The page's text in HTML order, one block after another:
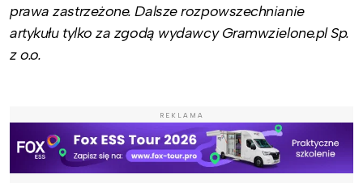
prawa zastrzeżone. Dalsze rozpowszechnianie
artykułu tylko za zgodą wydawcy Gramwzielone.pl Sp.
z o.o.
REKLAMA